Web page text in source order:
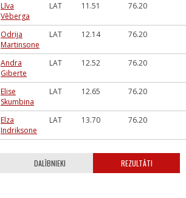
Līva
Vēberga
LAT 11.51 76.20
Odrija
Martinsone
LAT 12.14 76.20
Andra
Giberte
LAT 12.52 76.20
Elise
Skumbina
LAT 12.65 76.20
Elza
Indriksone
LAT 13.70 76.20
DALĪBNIEKI REZULTĀTI